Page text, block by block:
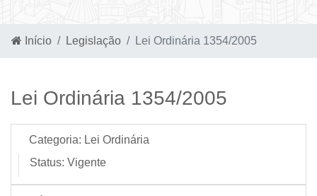
Início Legislação Lei Ordinária 1354/2005
Lei Ordinária 1354/2005
Categoria: Lei Ordinária
Status: Vigente